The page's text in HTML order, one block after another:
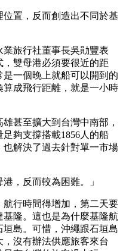
置，反而創造出不同於基
旅行社董事長吳勛豐表
雙母港必須要很近的距
一個晚上就船可以開到的
成飛行距離，就是一小時
甚至擴大到台灣中南部，
夠支撐搭載1856人的船
解決了過去針對單一市場
，反而較為困難。」
行時間得增加，第二天要
隆。這也是為什麼基隆航
島。可惜，沖繩跟石垣島
沒有辦法供應旅客來台